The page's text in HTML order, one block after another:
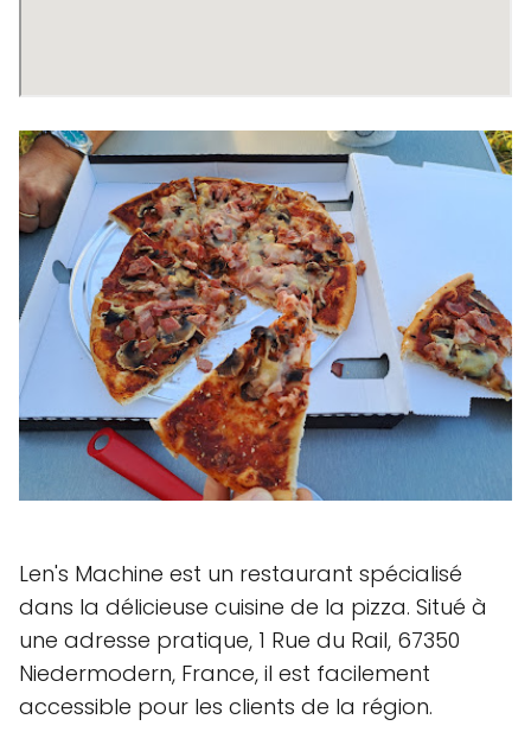
Len's Machine est un restaurant spécialisé
dans la délicieuse cuisine de la pizza. Situé à
une adresse pratique, 1 Rue du Rail, 67350
Niedermodern, France, il est facilement
accessible pour les clients de la région.